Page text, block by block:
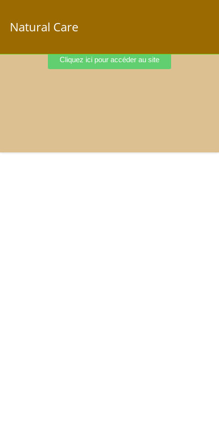
Natural Care
Cliquez ici pour accéder au site